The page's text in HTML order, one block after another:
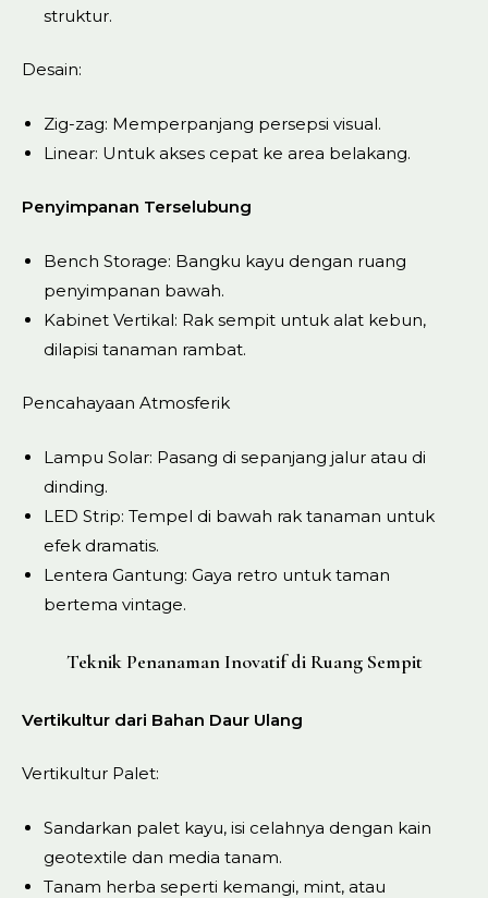
struktur.
Desain:
Zig-zag: Memperpanjang persepsi visual.
Linear: Untuk akses cepat ke area belakang.
Penyimpanan Terselubung
Bench Storage: Bangku kayu dengan ruang
penyimpanan bawah.
Kabinet Vertikal: Rak sempit untuk alat kebun,
dilapisi tanaman rambat.
Pencahayaan Atmosferik
Lampu Solar: Pasang di sepanjang jalur atau di
dinding.
LED Strip: Tempel di bawah rak tanaman untuk
efek dramatis.
Lentera Gantung: Gaya retro untuk taman
bertema vintage.
Teknik Penanaman Inovatif di Ruang Sempit
Vertikultur dari Bahan Daur Ulang
Vertikultur Palet:
Sandarkan palet kayu, isi celahnya dengan kain
geotextile dan media tanam.
Tanam herba seperti kemangi, mint, atau